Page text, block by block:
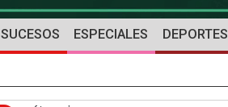
SUCESOS ESPECIALES DEPORTES